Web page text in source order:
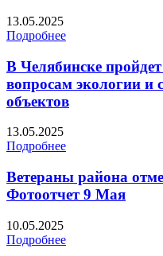
13.05.2025
Подробнее
В Челябинске
вопросам экологии и
объектов
13.05.2025
Подробнее
Ветераны района
Фотоотчет 9 Мая
10.05.2025
Подробнее